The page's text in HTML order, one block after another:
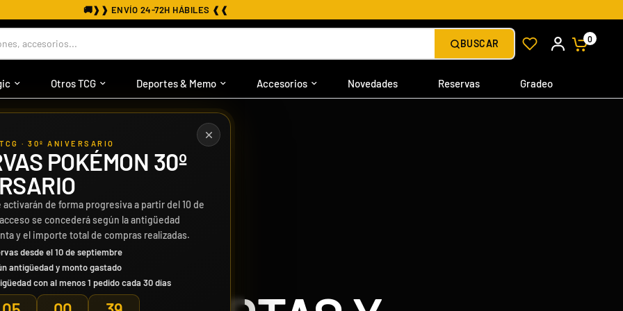
❱❱ +30.000 CLIENTES SATISFECHOS ❰❰
Otros TCG Deportes & Memo Accesorios Novedades Reservas Gradeo
accesorios... BUSCAR 0
· 30º ANIVERSARIO
POKÉMON 30º
activarán de forma progresiva a partir del 10 de
se concederá según la antigüedad
y el importe total de compras realizadas.
desde el 10 de septiembre
antigüedad y monto gastado
con al menos 1 pedido cada 30 días
₿